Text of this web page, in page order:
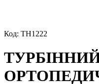
Код: ТН1222